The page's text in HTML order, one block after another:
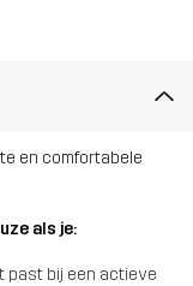
en comfortabele
als je:
past bij een actieve